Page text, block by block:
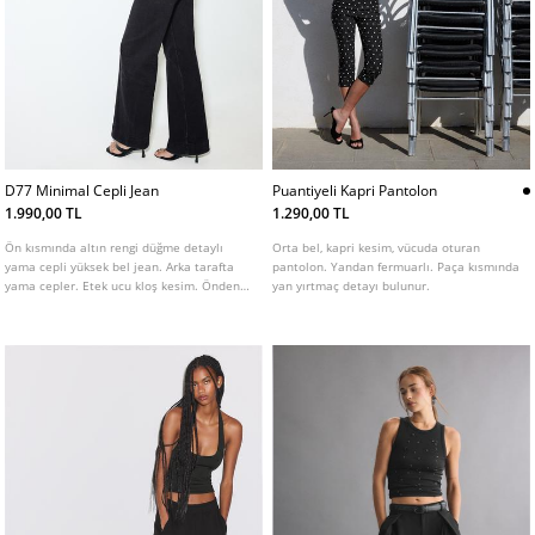
D77 Minimal Cepli Jean
1.990,00 TL
Ön kısmında altın rengi düğme detaylı
yama cepli yüksek bel jean. Arka tarafta
yama cepler. Etek ucu kloş kesim. Önden
Puantiyeli Kapri Pantolon
1.290,00 TL
Orta bel, kapri kesim, vücuda oturan
pantolon. Yandan fermuarlı. Paça kısmında
yan yırtmaç detayı bulunur.